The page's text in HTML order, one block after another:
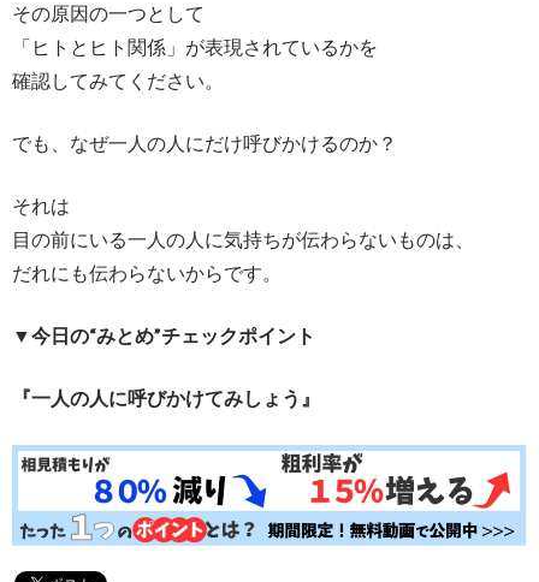
その原因の一つとして
「ヒトとヒト関係」が表現されているかを
確認してみてください。
でも、なぜ一人の人にだけ呼びかけるのか？
それは
目の前にいる一人の人に気持ちが伝わらないものは、
だれにも伝わらないからです。
▼今日の“みとめ”チェックポイント
『一人の人に呼びかけてみしょう』